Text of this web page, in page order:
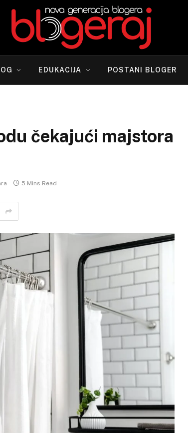
EDUKACIJA POSTANI BLOGER
čekajući majstora
5 Mins Read